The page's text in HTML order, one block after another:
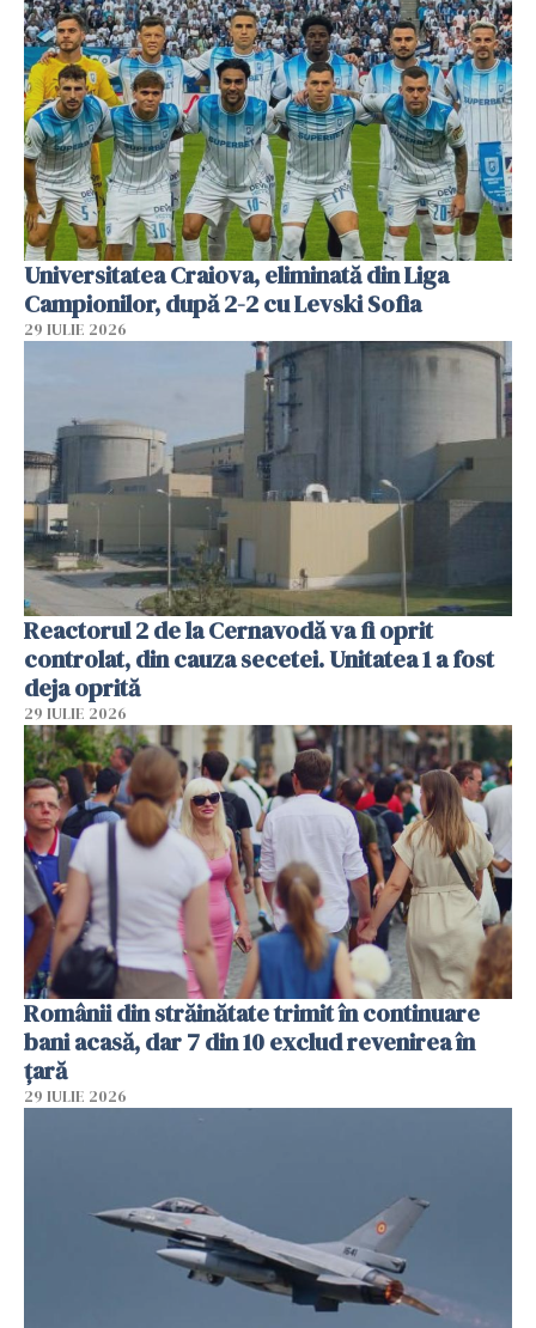
Universitatea Craiova, eliminată din Liga
Campionilor, după 2-2 cu Levski Sofia
29 IULIE 2026
Reactorul 2 de la Cernavodă va fi oprit
controlat, din cauza secetei. Unitatea 1 a fost
deja oprită
29 IULIE 2026
Românii din străinătate trimit în continuare
bani acasă, dar 7 din 10 exclud revenirea în
țară
29 IULIE 2026